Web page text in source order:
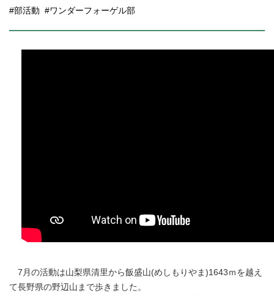
#部活動 #ワンダーフォーゲル部
7月の活動は山梨県清里から飯盛山(めしもりやま)1643ｍを越え
て長野県の野辺山まで歩きました。